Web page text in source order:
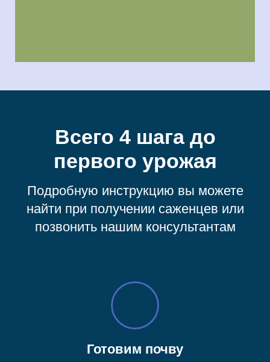
Всего 4 шага до
первого урожая
Подробную инструкцию вы можете
найти при получении саженцев или
позвонить нашим консультантам
Готовим почву